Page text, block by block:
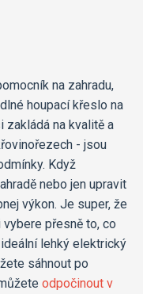
na zahradu,
houpací křeslo na
zakládá na kvalitě a
- jsou
Když
nebo jen upravit
výkon. Je super, že
přesně to, co
lehký elektrický
sáhnout po
odpočinout v